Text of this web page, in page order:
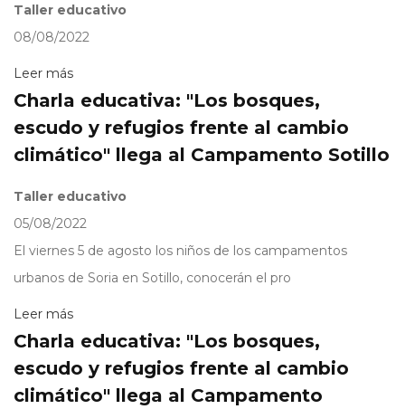
Taller educativo
08/08/2022
Leer más
Charla educativa: "Los bosques,
escudo y refugios frente al cambio
climático" llega al Campamento Sotillo
Taller educativo
05/08/2022
El viernes 5 de agosto los niños de los campamentos
urbanos de Soria en Sotillo, conocerán el pro
Leer más
Charla educativa: "Los bosques,
escudo y refugios frente al cambio
climático" llega al Campamento